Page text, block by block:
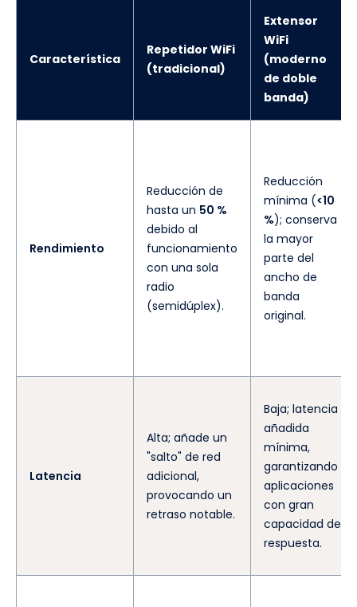
Característica
Repetidor WiFi
(tradicional)
Extensor
WiFi
(moderno
de doble
banda)
Rendimiento
Reducción de
hasta un 50 %
debido al
funcionamiento
con una sola
radio
(semidúplex).
Reducción
mínima (<10
%); conserva
la mayor
parte del
ancho de
banda
original.
Latencia
Alta; añade un
"salto" de red
adicional,
provocando un
retraso notable.
Baja; latencia
añadida
mínima,
garantizando
aplicaciones
con gran
capacidad de
respuesta.